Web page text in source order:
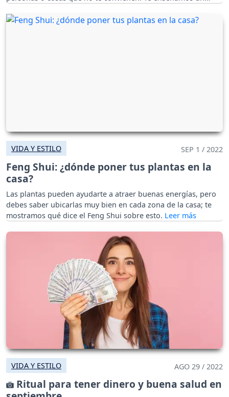
VIDA Y ESTILO SEP 1 / 2022
Feng Shui: ¿dónde poner tus plantas en la
casa?
Las plantas pueden ayudarte a atraer buenas energías, pero
debes saber ubicarlas muy bien en cada zona de la casa; te
mostramos qué dice el Feng Shui sobre esto.
VIDA Y ESTILO AGO 29 / 2022
Ritual para tener dinero y buena salud en